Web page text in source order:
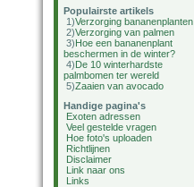
Populairste artikels
1)Verzorging bananenplanten
2)Verzorging van palmen
3)Hoe een bananenplant
beschermen in de winter?
4)De 10 winterhardste
palmbomen ter wereld
5)Zaaien van avocado
Handige pagina's
Exoten adressen
Veel gestelde vragen
Hoe foto's uploaden
Richtlijnen
Disclaimer
Link naar ons
Links